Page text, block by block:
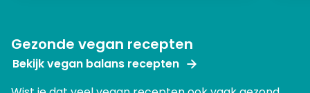
Gezonde vegan recepten
Bekijk vegan balans recepten